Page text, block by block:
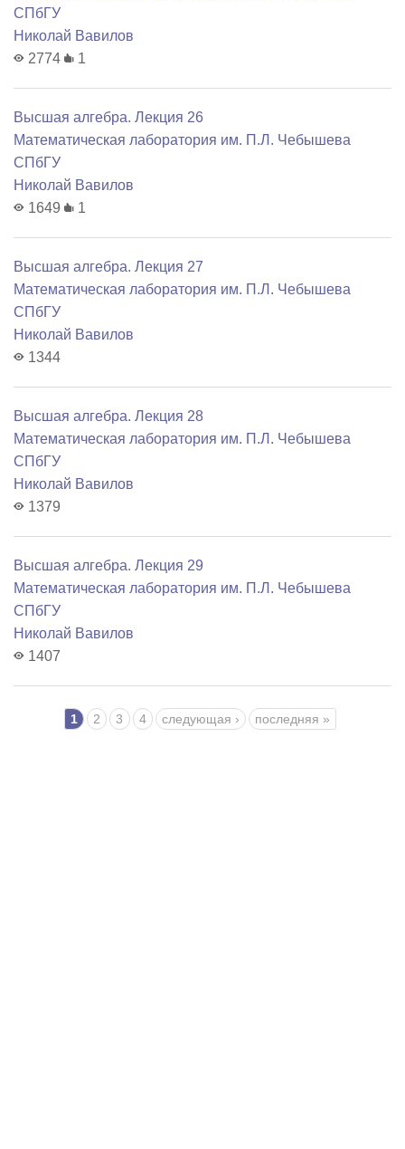
СПбГУ
Николай Вавилов
2774
1
Высшая алгебра. Лекция 26
Математичеcкая лаборатория им. П.Л. Чебышева
СПбГУ
Николай Вавилов
1649
1
Высшая алгебра. Лекция 27
Математичеcкая лаборатория им. П.Л. Чебышева
СПбГУ
Николай Вавилов
1344
Высшая алгебра. Лекция 28
Математичеcкая лаборатория им. П.Л. Чебышева
СПбГУ
Николай Вавилов
1379
Высшая алгебра. Лекция 29
Математичеcкая лаборатория им. П.Л. Чебышева
СПбГУ
Николай Вавилов
1407
Страницы
1 2 3 4 следующая › последняя »